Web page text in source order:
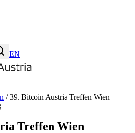
EN
/ 39. Bitcoin Austria Treffen Wien
Treffen Wien